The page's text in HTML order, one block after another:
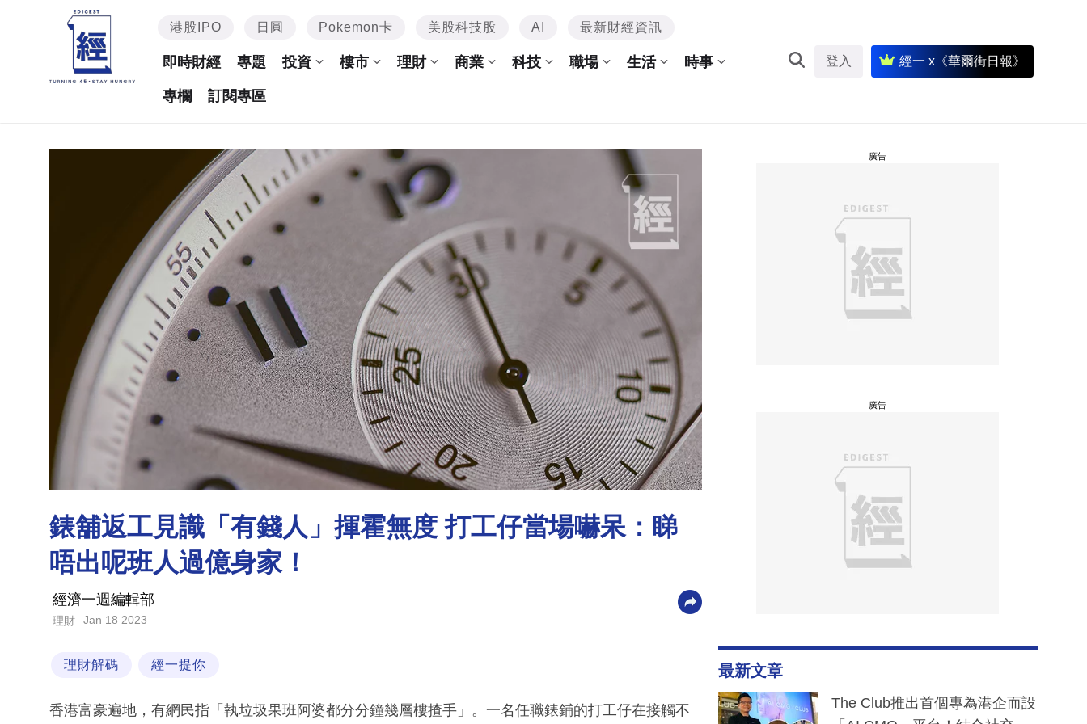
港股IPO 日圓 Pokemon卡 美股科技股 AI 最新財經資訊
即時財經 專題 投資 樓市 理財 商業 科技 職場 生活 時事
專欄 訂閱專區
登入 經一 x《華爾街日報》
錶舖返工見識「有錢人」揮霍無度 打工仔當場嚇呆：睇
唔出呢班人過億身家！
經濟一週編輯部
理財 Jan 18 2023
理財解碼 經一提你
香港富豪遍地，有網民指「執垃圾果班阿婆都分分鐘幾層樓揸手」。一名任職錶鋪的打工仔在接觸不
廣告
廣告
最新文章
The Club推出首個專為港企而設